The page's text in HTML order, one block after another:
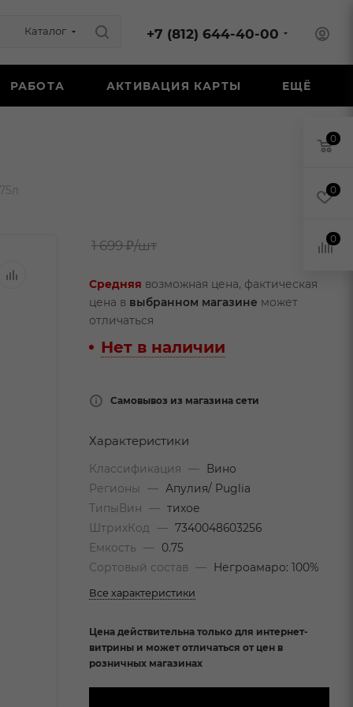
Каталог +7 (812) 644-40-00
РАБОТА АКТИВАЦИЯ КАРТЫ ЕЩЁ
1 699 ₽/шт
Средняя возможная цена, фактическая
цена в выбранном магазине может
отличаться
Нет в наличии
Самовывоз из магазина сети
Характеристики
Классификация —
Вино
Регионы
—
Апулия/ Puglia
ТипыВин
— тихое
ШтрихКод
— 7340048603256
Емкость
—
0.75
Сортовый состав
— Негроамаро: 100%
Все характеристики
Цена действительна только для интернет-
витрины и может отличаться от цен в
розничных магазинах
0
0
0